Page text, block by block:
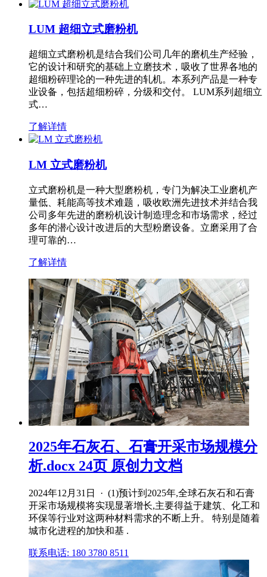
LUM 超细立式磨粉机
超细立式磨粉机是结合我们公司几年的磨机生产经验，
它的设计和研究的基础上立磨技术，吸收了世界各地的
超细粉碎理论的一种先进的轧机。本系列产品是一种专
业设备，包括超细粉碎，分级和交付。 LUM系列超细立
式…
了解详情
LM 立式磨粉机
立式磨粉机是一种大型磨粉机，专门为解决工业磨机产
量低、耗能高等技术难题，吸收欧洲先进技术并结合我
公司多年先进的磨粉机设计制造理念和市场需求，经过
多年的潜心设计改进后的大型粉磨设备。立磨采用了合
理可靠的…
了解详情
2025年石灰石、石膏开采市场规模分
析.docx 24页 原创力文档
2024年12月31日 · (1)预计到2025年,全球石灰石和石膏
开采市场规模将实现显著增长,主要得益于建筑、化工和
环保等行业对这两种材料需求的不断上升。 特别是随着
城市化进程的加快和基 .
联系电话: 180 3780 8511